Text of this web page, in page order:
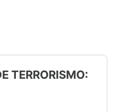
TERRORISMO: